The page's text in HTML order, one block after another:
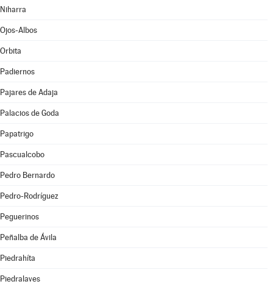
Niharra
Ojos-Albos
Orbita
Padiernos
Pajares de Adaja
Palacios de Goda
Papatrigo
Pascualcobo
Pedro Bernardo
Pedro-Rodríguez
Peguerinos
Peñalba de Ávila
Piedrahíta
Piedralaves